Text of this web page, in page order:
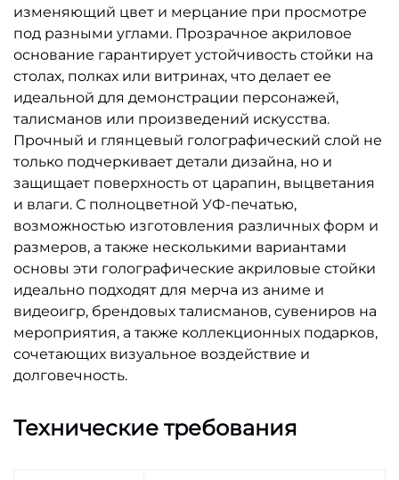
изменяющий цвет и мерцание при просмотре
под разными углами. Прозрачное акриловое
основание гарантирует устойчивость стойки на
столах, полках или витринах, что делает ее
идеальной для демонстрации персонажей,
талисманов или произведений искусства.
Прочный и глянцевый голографический слой не
только подчеркивает детали дизайна, но и
защищает поверхность от царапин, выцветания
и влаги. С полноцветной УФ-печатью,
возможностью изготовления различных форм и
размеров, а также несколькими вариантами
основы эти голографические акриловые стойки
идеально подходят для мерча из аниме и
видеоигр, брендовых талисманов, сувениров на
мероприятия, а также коллекционных подарков,
сочетающих визуальное воздействие и
долговечность.
Технические требования